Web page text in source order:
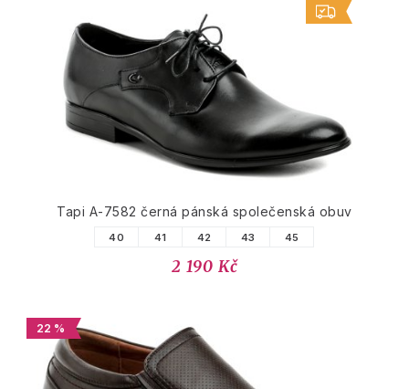
Tapi A-7582 černá pánská společenská obuv
40 41 42 43 45
2 190 Kč
22 %